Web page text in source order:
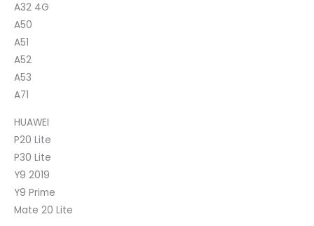
A32 4G
A50
A51
A52
A53
A71
HUAWEI
P20 Lite
P30 Lite
Y9 2019
Y9 Prime
Mate 20 Lite